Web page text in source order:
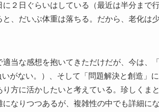
２日ぐらいはしている（最近は半分まで
、だいぶ体重は落ちる。だから、老化は
当な感想を抱いてきただけだが、今は、
がない。）、そして「問題解決と創造」
方に活かしたいと考えている。珍しくま
なりつつあるが、複雑性の中でも詳細に